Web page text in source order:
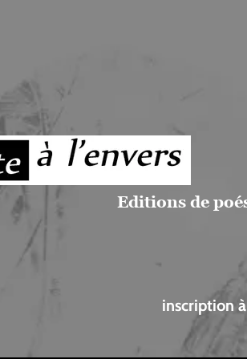
Editions de poésie
inscription à la newsletters